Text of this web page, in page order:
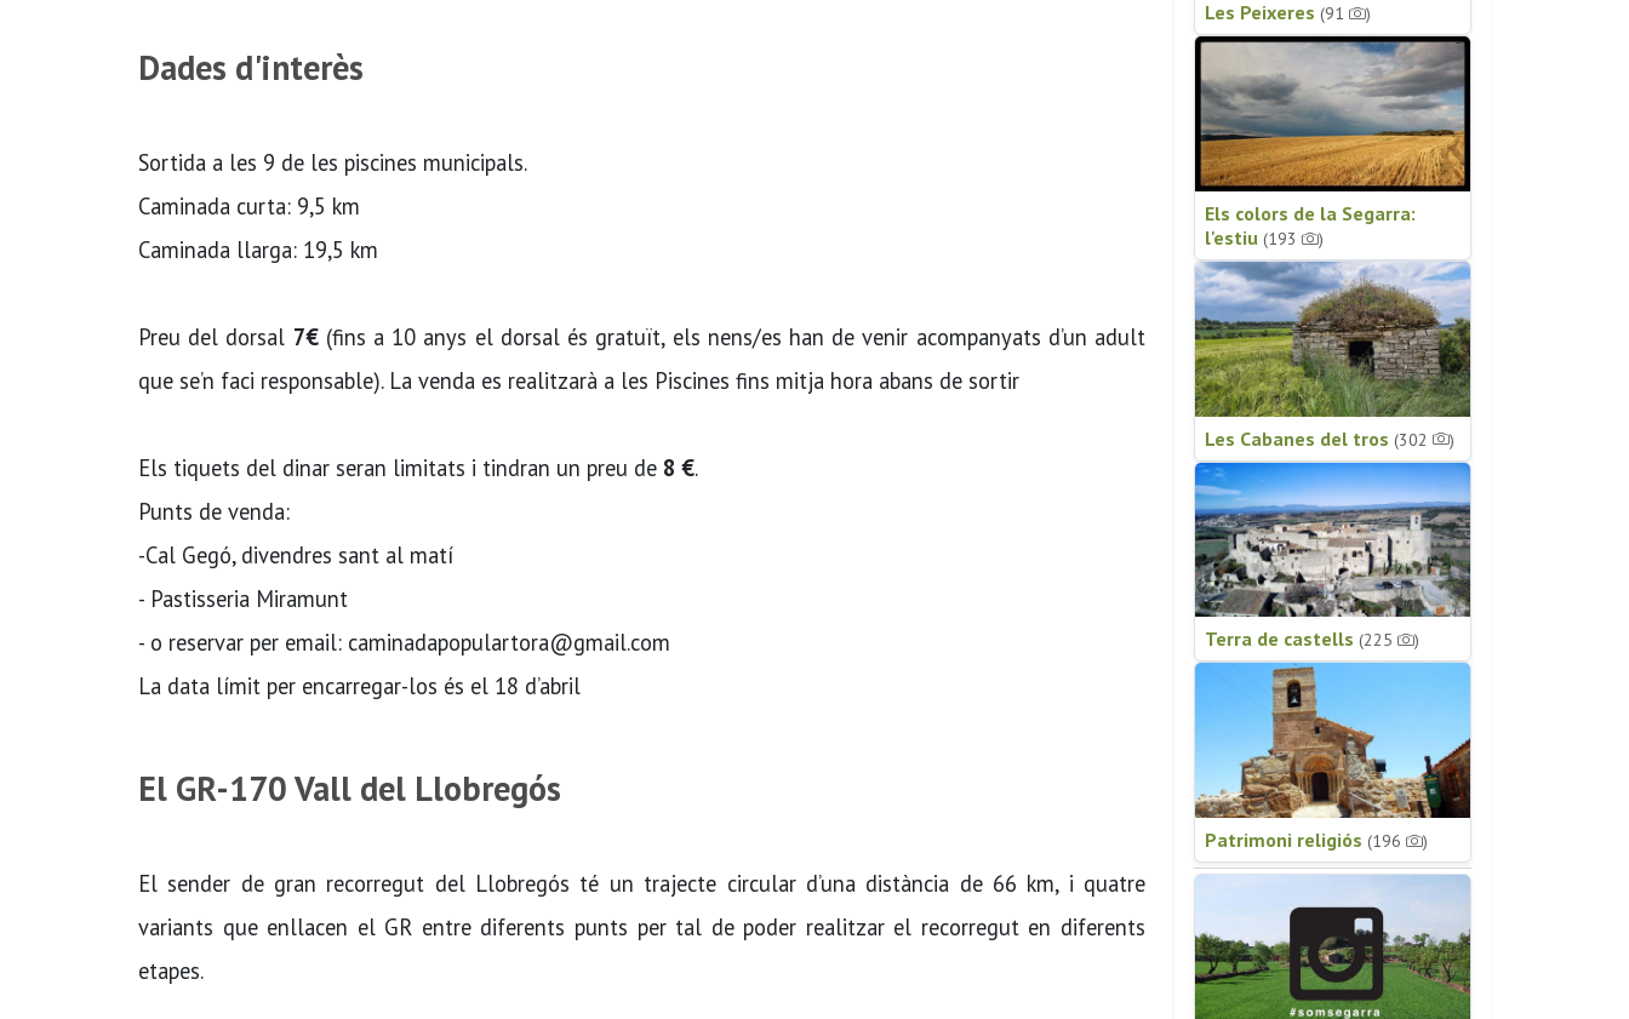
Dades d'interès
Sortida a les 9 de les piscines municipals.
Caminada curta: 9,5 km
Caminada llarga: 19,5 km
Preu del dorsal 7€(fins a 10 anys el dorsal és gratuït, els nens/es han de venir acompanyats d’un adult
que se’n faci responsable). La venda es realitzarà a les Piscines fins mitja hora abans de sortir
Els tiquets del dinar seran limitats i tindran un preu de 8 €.
Punts de venda:
-Cal Gegó, divendres sant al matí
- Pastisseria Miramunt
- o reservar per email: caminadapopulartora@gmail.com
La data límit per encarregar-los és el 18 d’abril
El GR-170 Vall del Llobregós
El sender de gran recorregut del Llobregós té un trajecte circular d’una distància de 66 km, i quatre
variants que enllacen el GR entre diferents punts per tal de poder realitzar el recorregut en diferents
etapes.
Les Peixeres (91 )
Els colors de la Segarra:
l'estiu (193 )
Les Cabanes del tros (302 )
Terra de castells (225 )
Patrimoni religiós (196 )